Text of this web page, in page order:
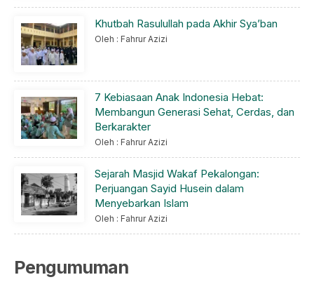
Khutbah Rasulullah pada Akhir Sya’ban
Oleh : Fahrur Azizi
7 Kebiasaan Anak Indonesia Hebat:
Membangun Generasi Sehat, Cerdas, dan
Berkarakter
Oleh : Fahrur Azizi
Sejarah Masjid Wakaf Pekalongan:
Perjuangan Sayid Husein dalam
Menyebarkan Islam
Oleh : Fahrur Azizi
Pengumuman